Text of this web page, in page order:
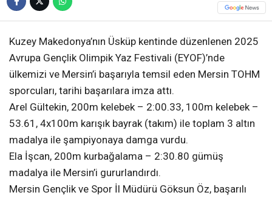
Kuzey Makedonya’nın Üsküp kentinde düzenlenen 2025
Avrupa Gençlik Olimpik Yaz Festivali (EYOF)’nde
ülkemizi ve Mersin’i başarıyla temsil eden Mersin TOHM
sporcuları, tarihi başarılara imza attı.
Arel Gültekin, 200m kelebek – 2:00.33, 100m kelebek –
53.61, 4x100m karışık bayrak (takım) ile toplam 3 altın
madalya ile şampiyonaya damga vurdu.
Ela İşcan, 200m kurbağalama – 2:30.80 gümüş
madalya ile Mersin’i gururlandırdı.
Mersin Gençlik ve Spor İl Müdürü Göksun Öz, başarılı